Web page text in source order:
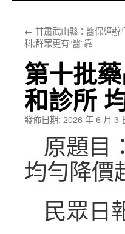
← 甘肅武山縣：醫保經辦
科;群眾更有“醫”靠
第十批
和診所
發佈日期: 2026 年 6 月 3
原題目
均勻降價
民眾日